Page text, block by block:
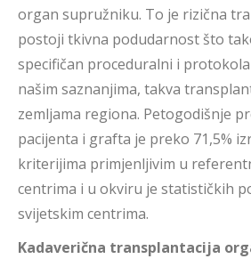
organ supružniku. To je rizična
postoji tkivna podudarnost što
specifičan proceduralni i
našim saznanjima, takva
zemljama regiona. Petogodišnje
pacijenta i grafta je preko 71,5%
kriterijima primjenljivim u
centrima i u okviru je statističkih
svijetskim centrima.
Kadaverična transplantacija